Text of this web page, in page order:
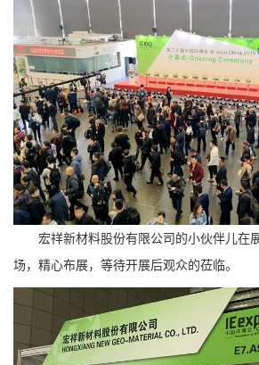
宏祥新材料股份有限公司的小伙伴儿在
场，精心布展，等待开展后观众的莅临。